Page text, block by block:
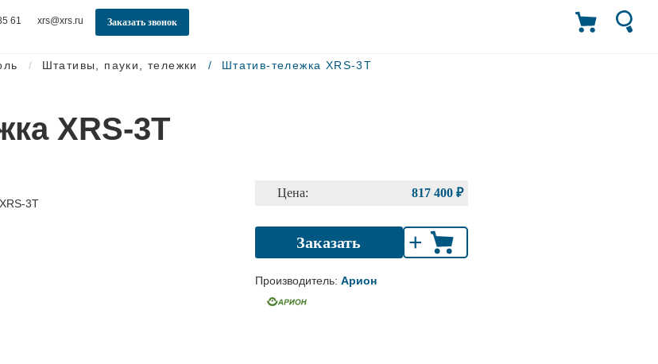
61 xrs@xrs.ru Заказать звонок
Штативы, пауки, тележки Штатив-тележка XRS-3T
XRS-3T
817 400 ₽
Цена:
Заказать +
Производитель: Арион